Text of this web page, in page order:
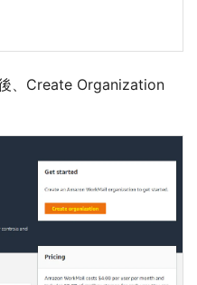
、Create Organization